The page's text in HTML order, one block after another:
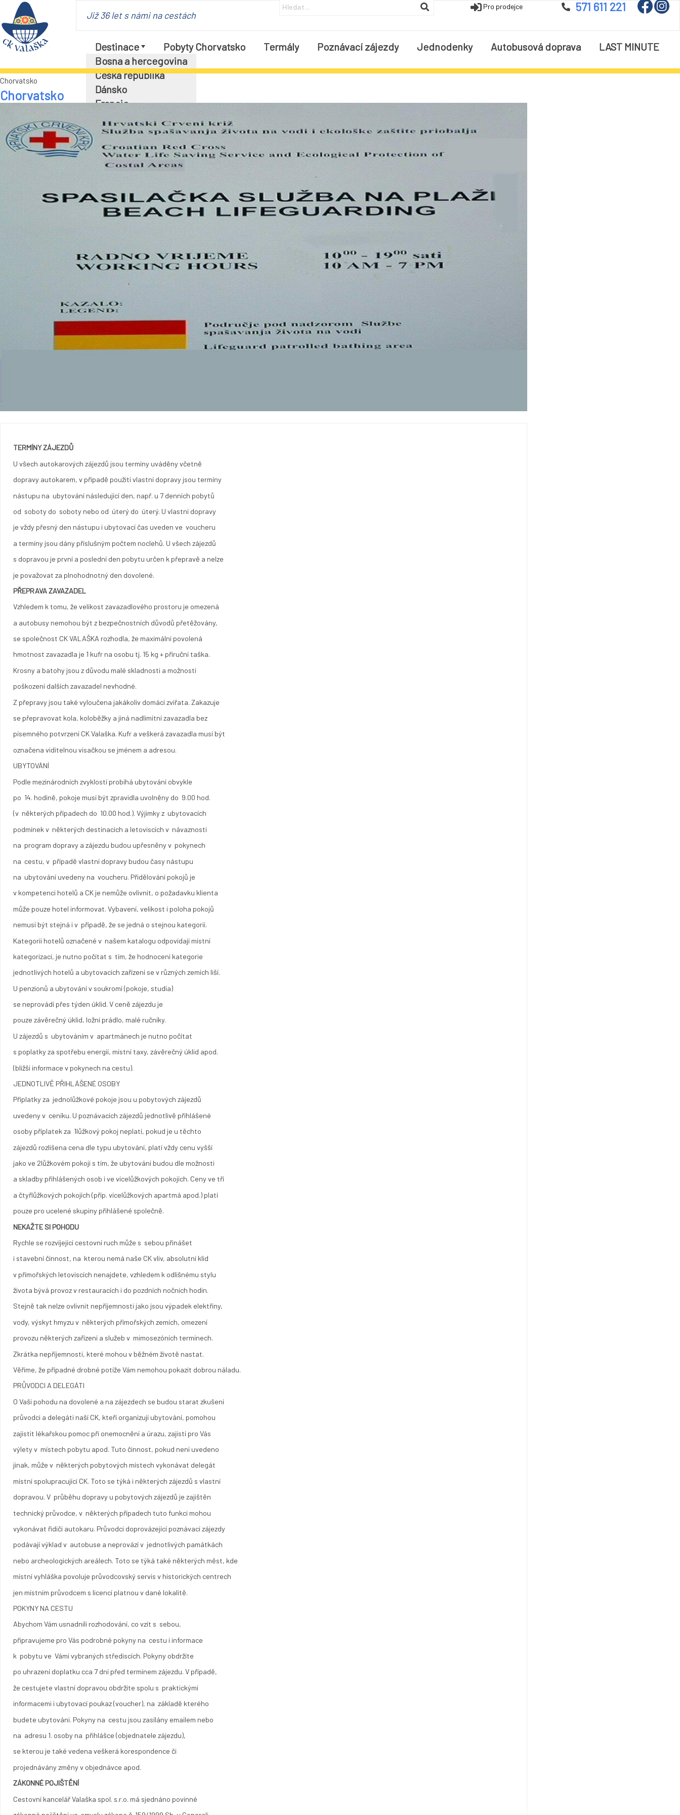
Již 36 let s námi na cestách
Pro prodejce 571 611 221
Destinace
Bosna a hercegovina
Česká republika
Dánsko
Francie
Itálie
Maďarsko
Německo
Slovensko
Slovinsko
Pobyty Chorvatsko Termály Poznávací zájezdy Jednodenky Autobusová doprava LAST MINUTE
Chorvatsko
Chorvatsko
TERMÍNY ZÁJEZDŮ
U všech autokarových zájezdů jsou termíny uváděny včetně
dopravy autokarem, v případě použití vlastní dopravy jsou termíny
nástupu na ubytování následující den, např. u 7 denních pobytů
od soboty do soboty nebo od úterý do úterý. U vlastní dopravy
je vždy přesný den nástupu i ubytovací čas uveden ve voucheru
a termíny jsou dány příslušným počtem noclehů. U všech zájezdů
s dopravou je první a poslední den pobytu určen k přepravě a nelze
je považovat za plnohodnotný den dovolené.
PŘEPRAVA ZAVAZADEL
Vzhledem k tomu, že velikost zavazadlového prostoru je omezená
a autobusy nemohou být z bezpečnostních důvodů přetěžovány,
se společnost CK VALAŠKA rozhodla, že maximální povolená
hmotnost zavazadla je 1 kufr na osobu tj. 15 kg + příruční taška.
Krosny a batohy jsou z důvodu malé skladnosti a možnosti
poškození dalších zavazadel nevhodné.
Z přepravy jsou také vyloučena jakákoliv domácí zvířata. Zakazuje
se přepravovat kola, koloběžky a jiná nadlimitní zavazadla bez
písemného potvrzení CK Valaška. Kufr a veškerá zavazadla musí být
označena viditelnou visačkou se jménem a adresou.
UBYTOVÁNÍ
Podle mezinárodních zvyklostí probíhá ubytování obvykle
po 14. hodině, pokoje musí být zpravidla uvolněny do 9.00 hod.
(v některých případech do 10.00 hod.). Výjimky z ubytovacích
podmínek v některých destinacích a letoviscích v návaznosti
na program dopravy a zájezdu budou upřesněny v pokynech
na cestu, v případě vlastní dopravy budou časy nástupu
na ubytování uvedeny na voucheru. Přidělování pokojů je
v kompetenci hotelů a CK je nemůže ovlivnit, o požadavku klienta
může pouze hotel informovat. Vybavení, velikost i poloha pokojů
nemusí být stejná i v případě, že se jedná o stejnou kategorii.
Kategorii hotelů označené v našem katalogu odpovídají místní
kategorizaci, je nutno počítat s tím, že hodnocení kategorie
jednotlivých hotelů a ubytovacích zařízení se v různých zemích liší.
U penzionů a ubytování v soukromí (pokoje, studia)
se neprovádí přes týden úklid. V ceně zájezdu je
pouze závěrečný úklid, ložní prádlo, malé ručníky.
U zájezdů s ubytováním v apartmánech je nutno počítat
s poplatky za spotřebu energií, místní taxy, závěrečný úklid apod.
(bližší informace v pokynech na cestu).
JEDNOTLIVĚ PŘIHLÁŠENÉ OSOBY
Příplatky za jednolůžkové pokoje jsou u pobytových zájezdů
uvedeny v ceníku. U poznávacích zájezdů jednotlivě přihlášené
osoby příplatek za 1lůžkový pokoj neplatí, pokud je u těchto
zájezdů rozlišena cena dle typu ubytování, platí vždy cenu vyšší
jako ve 2lůžkovém pokoji s tím, že ubytování budou dle možnosti
a skladby přihlášených osob i ve vícelůžkových pokojích. Ceny ve tří
a čtyřlůžkových pokojích (příp. vícelůžkových apartmá apod.) platí
pouze pro ucelené skupiny přihlášené společně.
NEKAŽTE SI POHODU
Rychle se rozvíjející cestovní ruch může s sebou přinášet
i stavební činnost, na kterou nemá naše CK vliv, absolutní klid
v přímořských letoviscích nenajdete, vzhledem k odlišnému stylu
života bývá provoz v restauracích i do pozdních nočních hodin.
Stejně tak nelze ovlivnit nepříjemnosti jako jsou výpadek elektřiny,
vody, výskyt hmyzu v některých přímořských zemích, omezení
provozu některých zařízení a služeb v mimosezóních termínech.
Zkrátka nepříjemnosti, které mohou v běžném životě nastat.
Věříme, že případné drobné potíže Vám nemohou pokazit dobrou náladu.
PRŮVODCI A DELEGÁTI
O Vaši pohodu na dovolené a na zájezdech se budou starat zkušení
průvodci a delegáti naší CK, kteří organizují ubytování, pomohou
zajistit lékařskou pomoc při onemocnění a úrazu, zajistí pro Vás
výlety v místech pobytu apod. Tuto činnost, pokud není uvedeno
jinak, může v některých pobytových místech vykonávat delegát
místní spolupracující CK. Toto se týká i některých zájezdů s vlastní
dopravou. V průběhu dopravy u pobytových zájezdů je zajištěn
technický průvodce, v některých případech tuto funkci mohou
vykonávat řidiči autokaru. Průvodci doprovázející poznávací zájezdy
podávají výklad v autobuse a neprovází v jednotlivých památkách
nebo archeologických areálech. Toto se týká také některých měst, kde
místní vyhláška povoluje průvodcovský servis v historických centrech
jen místním průvodcem s licencí platnou v dané lokalitě.
POKYNY NA CESTU
Abychom Vám usnadnili rozhodování, co vzít s sebou,
připravujeme pro Vás podrobné pokyny na cestu i informace
k pobytu ve Vámi vybraných střediscích. Pokyny obdržíte
po uhrazení doplatku cca 7 dní před termínem zájezdu. V případě,
že cestujete vlastní dopravou obdržíte spolu s praktickými
informacemi i ubytovací poukaz (voucher), na základě kterého
budete ubytováni. Pokyny na cestu jsou zasílány emailem nebo
na adresu 1. osoby na přihlášce (objednatele zájezdu),
se kterou je také vedena veškerá korespondence či
projednávány změny v objednávce apod.
ZÁKONNÉ POJIŠTĚNÍ
Cestovní kancelář Valaška spol. s.r.o. má sjednáno povinné